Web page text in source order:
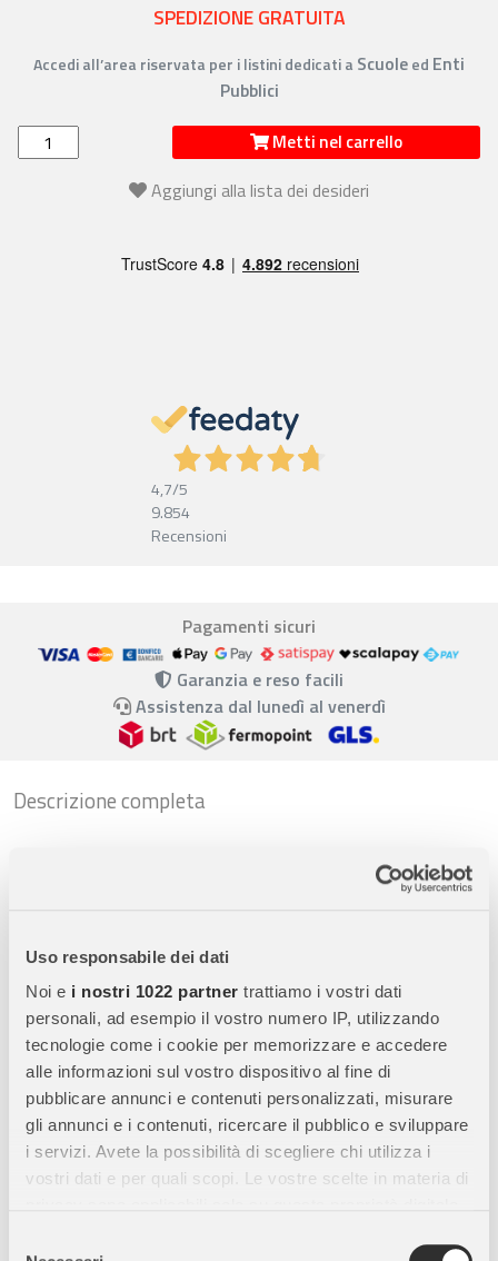
Uso responsabile dei dati
Noi e i nostri 1022 partner trattiamo i vostri dati
personali, ad esempio il vostro numero IP, utilizzando
tecnologie come i cookie per memorizzare e accedere
alle informazioni sul vostro dispositivo al fine di
pubblicare annunci e contenuti personalizzati, misurare
gli annunci e i contenuti, ricercare il pubblico e sviluppare
i servizi. Avete la possibilità di scegliere chi utilizza i
vostri dati e per quali scopi. Le vostre scelte in materia di
SPEDIZIONE GRATUITA
Accedi all’area riservata per i listini dedicati a Scuoleed Enti
Pubblici
Metti nel carrello
Aggiungi alla lista dei desideri
4,7/5
9.854
Recensioni
Pagamenti sicuri
Garanzia e reso facili
Assistenza dal lunedì al venerdì
Descrizione completa
Schleich Mucca Highlander - Miniatura Realistica
di bovino Schleichche riproduce fedelmente la caratteristica
razza Highlander, famosa per il suo manto folto e corna
imponenti. Perfetta per bambini, collezionisti e appassionati
di animali da fattoria
, questa figura unisce realismo, qualità
premium e valore educativo
Caratteristiche Principali:
Alta qualità Schleich:Realizzata conmateriali resistenti,